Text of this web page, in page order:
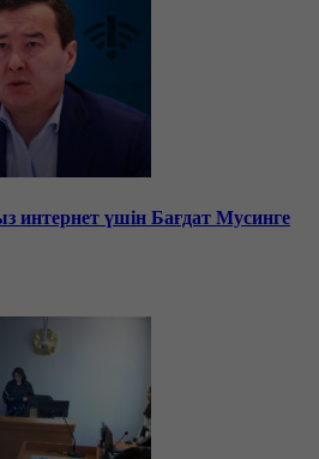
интернет үшін Бағдат Мусинге